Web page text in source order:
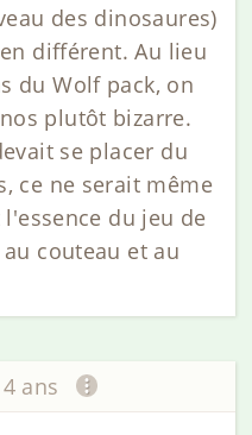
des dinosaures)
différent. Au lieu
du Wolf pack, on
plutôt bizarre.
se placer du
ce ne serait même
du jeu de
couteau et au
ans